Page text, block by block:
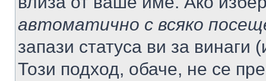
автоматично с всяко
запази статуса ви за винаги
Този подход, обаче, не се